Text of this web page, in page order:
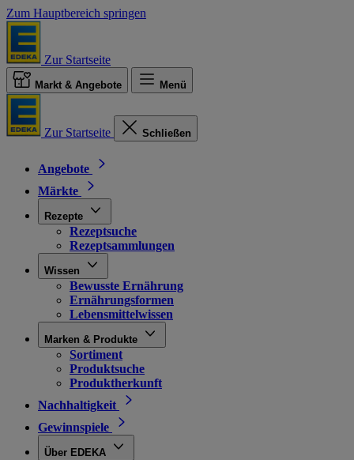
Zum Hauptbereich springen
Zur Startseite
Markt & Angebote Menü
Zur Startseite Schließen
Angebote
Märkte
Rezepte
Rezeptsuche
Rezeptsammlungen
Wissen
Bewusste Ernährung
Ernährungsformen
Lebensmittelwissen
Marken & Produkte
Sortiment
Produktsuche
Produktherkunft
Nachhaltigkeit
Gewinnspiele
Über EDEKA